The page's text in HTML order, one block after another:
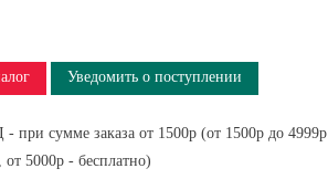
Уведомить о поступлении
при сумме заказа от 1500р (от 1500р до 4999р
от 5000р - бесплатно)